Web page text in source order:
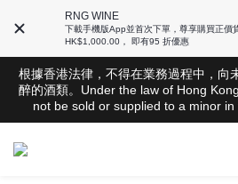
RNG WINE
下載手機版App並首次下單，尊享購買正價
HK$1,000.00， 即有95 折優惠
根據香港法律，不得在業務過程中，向
醉的酒類。Under the law of Hong
not be sold or supplied to a minor
根據香港法律，不得在業務過程中，向
醉的酒類。Under the law of Hong
not be sold or supplied to a minor
全店滿HK$1000 免運費（香港）；
SGD800 免運費（新加坡）；